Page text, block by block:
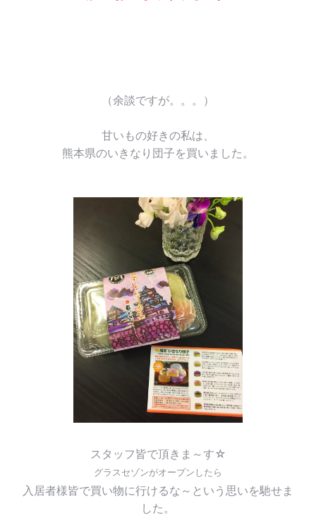
（余談ですが。。。）
甘いもの好きの私は、
熊本県のいきなり団子を買いました。
スタッフ皆で頂きま～す☆
グラスセゾンがオープンしたら
入居者様皆で買い物に行けるな～という思いを馳せま
した。